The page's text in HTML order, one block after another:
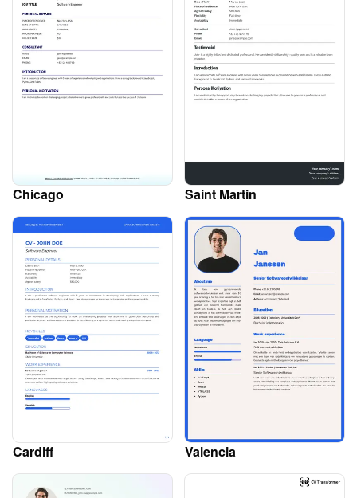
Chicago Saint Martin
Cardiff Valencia